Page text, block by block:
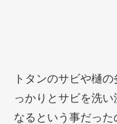
トタンのサビや樋
っかりとサビを洗
なるという事だっ